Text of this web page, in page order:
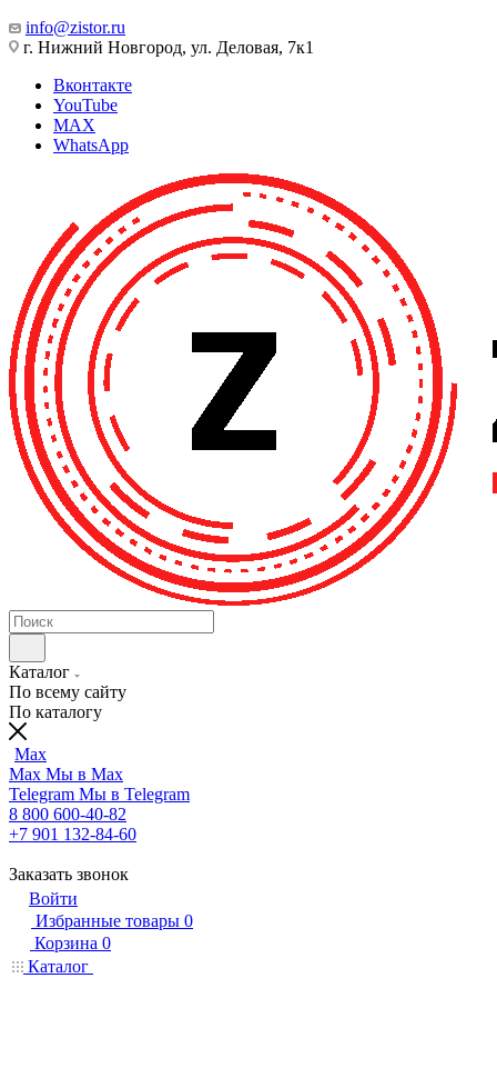
info@zistor.ru
г. Нижний Новгород, ул. Деловая, 7к1
Вконтакте
YouTube
MAX
WhatsApp
Каталог
По всему сайту
По каталогу
Max
Max Мы в Max
Telegram Мы в Telegram
8 800 600-40-82
+7 901 132-84-60
Заказать звонок
Войти
Избранные товары 0
Корзина 0
Каталог